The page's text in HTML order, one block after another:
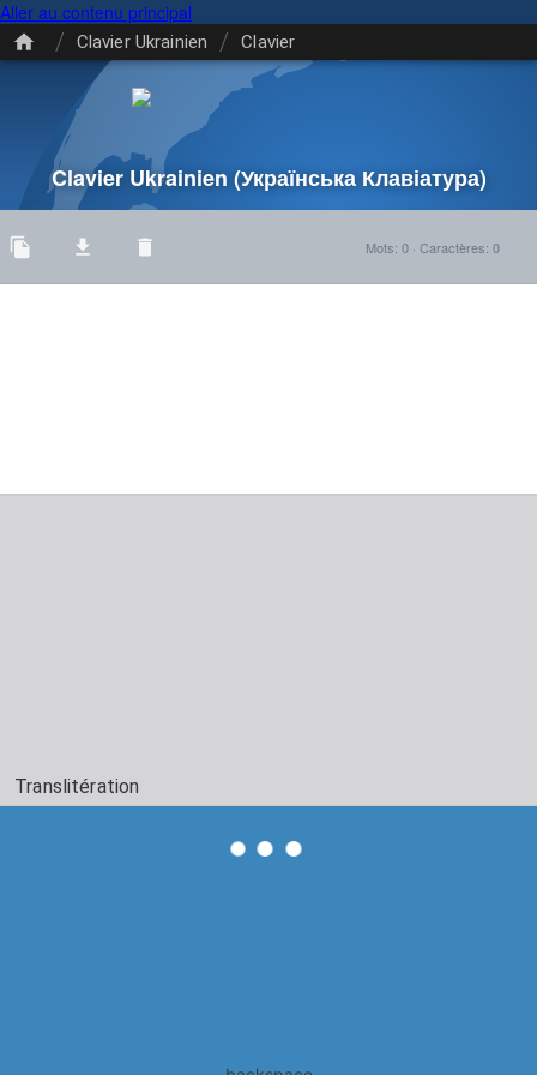
Aller au contenu principal
/ Clavier Ukrainien / Clavier
Clavier Ukrainien (Українська Клавіатура)
Mots: 0· Caractères: 0
Translitération